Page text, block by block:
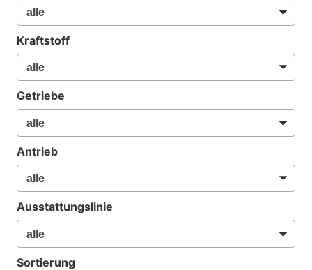
Kraftstoff
Getriebe
Antrieb
Ausstattungslinie
Sortierung